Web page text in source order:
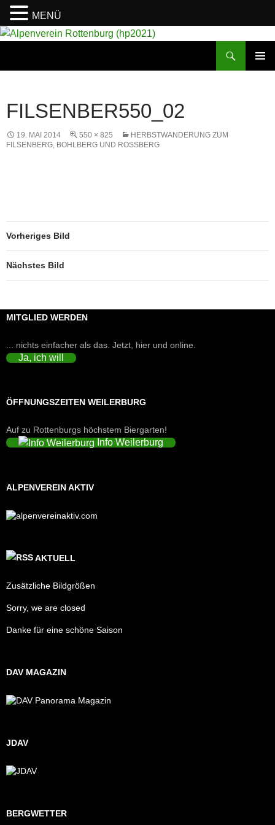
FILSENBER550_02
19. MAI 2014 550 × 825
HERBSTWANDERUNG ZUM
FILSENBERG, BOHLBERG UND ROSSBERG
Vorheriges Bild
Nächstes Bild
MITGLIED WERDEN
... nichts einfacher als das. Jetzt, hier und online.
Ja, ich will
ÖFFNUNGSZEITEN WEILERBURG
Auf zu Rottenburgs höchstem Biergarten!
Info Weilerburg
ALPENVEREIN AKTIV
AKTUELL
Zusätzliche Bildgrößen
Sorry, we are closed
Danke für eine schöne Saison
DAV MAGAZIN
JDAV
BERGWETTER
MENÜ